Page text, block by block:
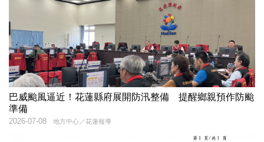
巴威颱風逼近！花蓮縣府展開防汛整備 提醒鄉親預作防颱
準備
地方中心／花蓮報導
2026-07-08